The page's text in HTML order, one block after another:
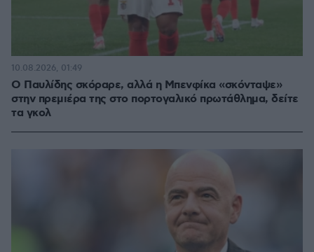
Ο Παυλίδης σκόραρε, αλλά η Μπενφίκα «σκόνταψε»
στην πρεμιέρα της στο πορτογαλικό πρωτάθλημα, δείτε
τα γκολ
10.08.2026, 01:49